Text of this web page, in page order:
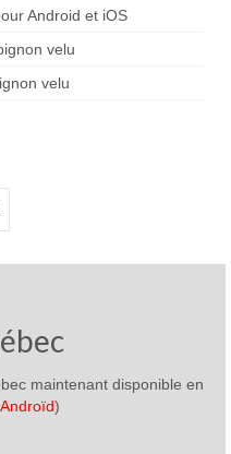
Android et iOS
velu
velu
maintenant disponible en
Androïd)